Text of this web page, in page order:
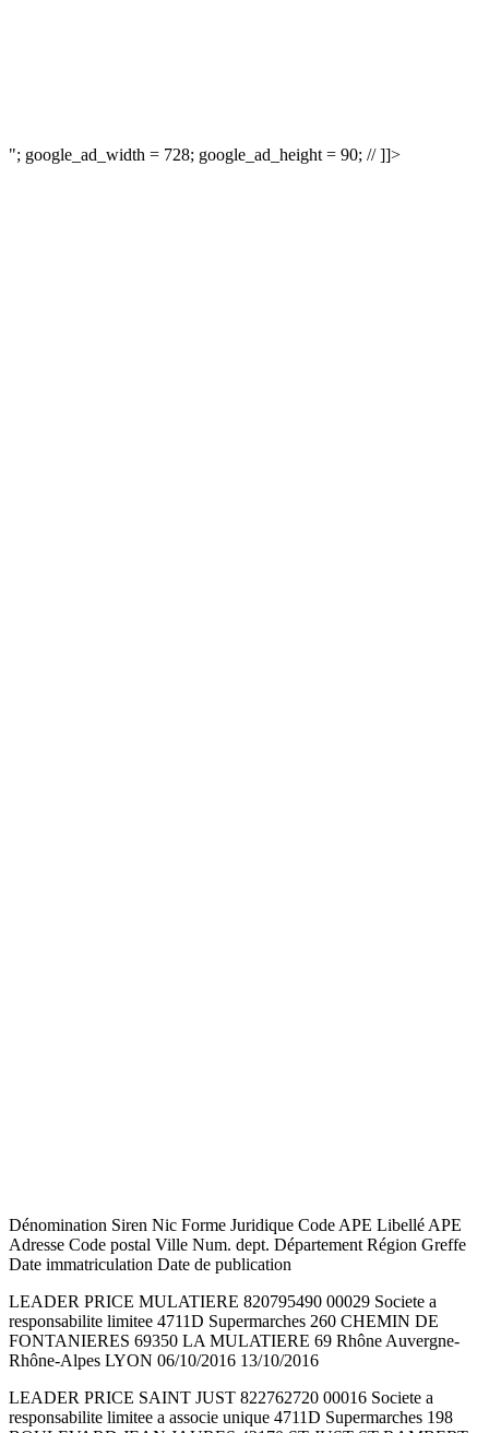
"; google_ad_width = 728; google_ad_height = 90; // ]]>
Dénomination Siren Nic Forme Juridique Code APE Libellé APE
Adresse Code postal Ville Num. dept. Département Région Greffe
Date immatriculation Date de publication
LEADER PRICE MULATIERE 820795490 00029 Societe a
responsabilite limitee 4711D Supermarches 260 CHEMIN DE
FONTANIERES 69350 LA MULATIERE 69 Rhône Auvergne-
Rhône-Alpes LYON 06/10/2016 13/10/2016
LEADER PRICE SAINT JUST 822762720 00016 Societe a
responsabilite limitee a associe unique 4711D Supermarches 198